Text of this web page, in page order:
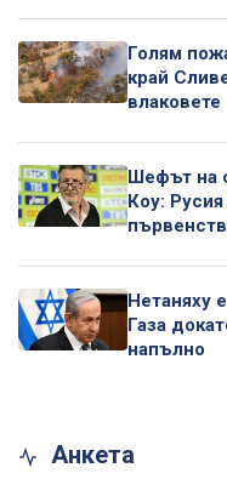
Голям
край
влаковете
Шефът на
Коу:
Нетаняху
Газа
напълно
Анкета